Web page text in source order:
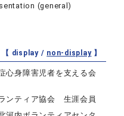
(general)
【 display / non-display】
心身障害児者を支える会
ンティア協会 生涯会員